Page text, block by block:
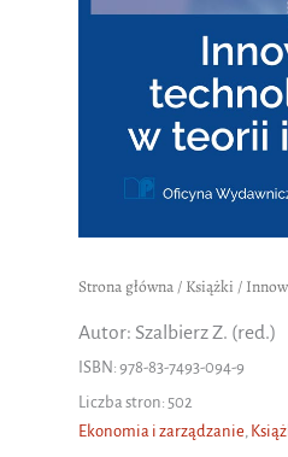
Strona główna/ Książki /
Autor: Szalbierz Z. (red.)
ISBN: 978-83-7493-094-9
Liczba stron: 502
Ekonomia i zarządzanie